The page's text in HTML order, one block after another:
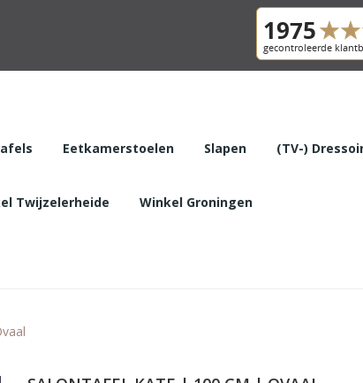
Eetkamerstoelen Slapen (TV-)
Twijzelerheide Winkel Groningen